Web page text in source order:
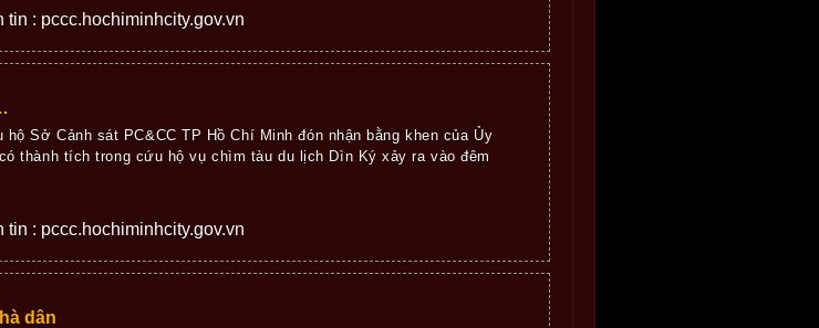
: pccc.hochiminhcity.gov.vn
Sở Cảnh sát PC&CC TP Hồ Chí Minh đón nhận bằng khen của Ủy
thành tích trong cứu hộ vụ chìm tàu du lịch Dìn Ký xảy ra vào đêm
: pccc.hochiminhcity.gov.vn
dân